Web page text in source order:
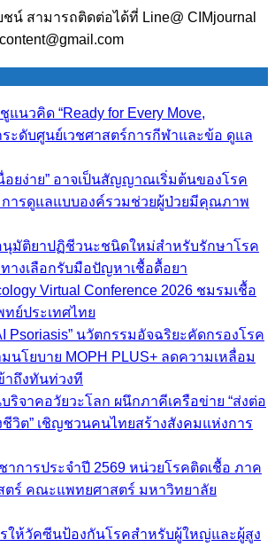
น์ สามารถติดต่อได้ที่ Line@ CIMjournal
แนวคิด “Ready for Every Move,
ระดับศูนย์เวชศาสตร์การกีฬาและข้อ ดูแล
นื่อยง่าย” อาจเป็นสัญญาณเริ่มต้นของโรค
ารดูแลแบบองค์รวมช่วยผู้ป่วยมีคุณภาพ
นุมัติยาปฏิชีวนะชนิดใหม่สำหรับรักษาโรค
างเลือกรับมือปัญหาเชื้อดื้อยา
Virtual Conference 2026 ชมรมเชื้อ
ทย์ประเทศไทย
Psoriasis” นวัตกรรมอัจฉริยะคัดกรองโรค
มนโยบาย MOPH PLUS+ ลดความเหลื่อม
าถึงทันท่วงที
ริจาคอวัยวะโลก ผนึกภาคีเครือข่าย “ส่งต่อ
วิต” เชิญชวนคนไทยสร้างสังคมแห่งการ
าการประจำปี 2569 หน่วยโรคติดเชื้อ ภาค
ตร์ คณะแพทยศาสตร์ มหาวิทยาลัย
ให้วัคซีนป้องกันโรคสำหรับผู้ใหญ่และผู้สูง